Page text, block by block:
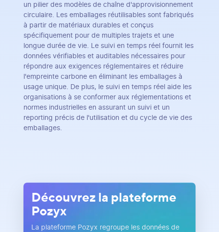
un pilier des modèles de chaîne d'approvisionnement
circulaire. Les emballages réutilisables sont fabriqués
à partir de matériaux durables et conçus
spécifiquement pour de multiples trajets et une
longue durée de vie. Le suivi en temps réel fournit les
données vérifiables et auditables nécessaires pour
répondre aux exigences réglementaires et réduire
l'empreinte carbone en éliminant les emballages à
usage unique. De plus, le suivi en temps réel aide les
organisations à se conformer aux réglementations et
normes industrielles en assurant un suivi et un
reporting précis de l'utilisation et du cycle de vie des
emballages.
Découvrez la plateforme
Pozyx
La plateforme Pozyx regroupe les données de